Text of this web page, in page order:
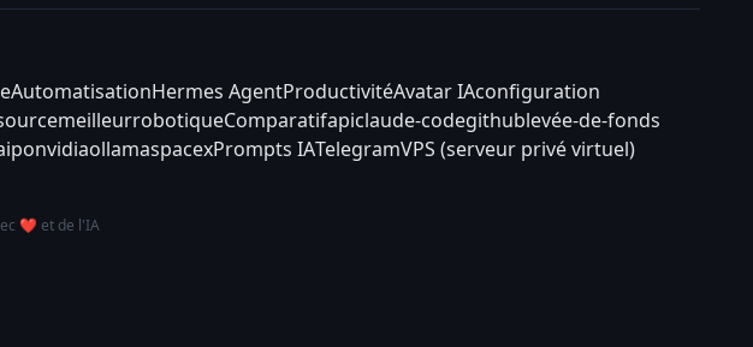
AutomatisationHermes AgentProductivitéAvatar IAconfiguration
meilleurrobotiqueComparatifapiclaude-codegithublevée-de-fonds
iponvidiaollamaspacexPrompts IATelegramVPS (serveur privé virtuel)
❤️ et de l'IA